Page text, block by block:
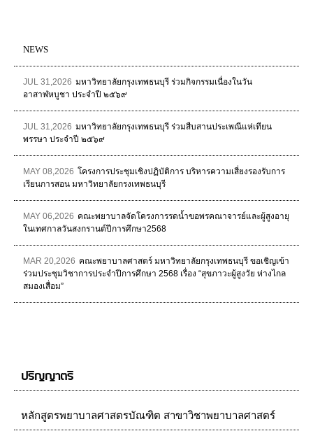
NEWS
JUL 31,2026 มหาวิทยาลัยกรุงเทพธนบุรี ร่วมกิจกรรมเนื่องในวัน
อาสาฬหบูชา ประจำปี ๒๕๖๙
JUL 31,2026 มหาวิทยาลัยกรุงเทพธนบุรี ร่วมสืบสานประเพณีแห่เทียน
พรรษา ประจำปี ๒๕๖๙
MAY 08,2026 โครงการประชุมเชิงปฏิบัติการ บริหารความเสี่ยงรองรับการ
เรียนการสอน มหาวิทยาลัยกรงเทพธนบุรี
MAY 06,2026 คณะพยาบาลจัดโครงการรดน้ำขอพรคณาจารย์และผู้สูงอายุ
ในเทศกาลวันสงกรานต์ปีการศึกษา2568
MAR 20,2026 คณะพยาบาลศาสตร์ มหาวิทยาลัยกรุงเทพธนบุรี ขอเชิญเข้า
ร่วมประชุมวิชาการประจำปีการศึกษา 2568 เรื่อง “สุขภาวะผู้สูงวัย ห่างไกล
สมองเสื่อม”
ปริญญาตรี
หลักสูตรพยาบาลศาสตรบัณฑิต สาขาวิชาพยาบาลศาสตร์